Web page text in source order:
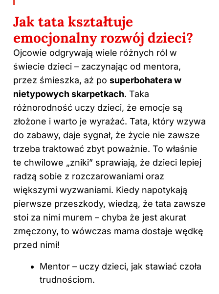
Jak tata kształtuje
emocjonalny rozwój dzieci?
Ojcowie odgrywają wiele różnych ról w
świecie dzieci – zaczynając od mentora,
przez śmieszka, aż po superbohatera w
nietypowych skarpetkach. Taka
różnorodność uczy dzieci, że emocje są
złożone i warto je wyrażać. Tata, który wzywa
do zabawy, daje sygnał, że życie nie zawsze
trzeba traktować zbyt poważnie. To właśnie
te chwilowe „zniki” sprawiają, że dzieci lepiej
radzą sobie z rozczarowaniami oraz
większymi wyzwaniami. Kiedy napotykają
pierwsze przeszkody, wiedzą, że tata zawsze
stoi za nimi murem – chyba że jest akurat
zmęczony, to wówczas mama dostaje wędkę
przed nimi!
Mentor – uczy dzieci, jak stawiać czoła
trudnościom.